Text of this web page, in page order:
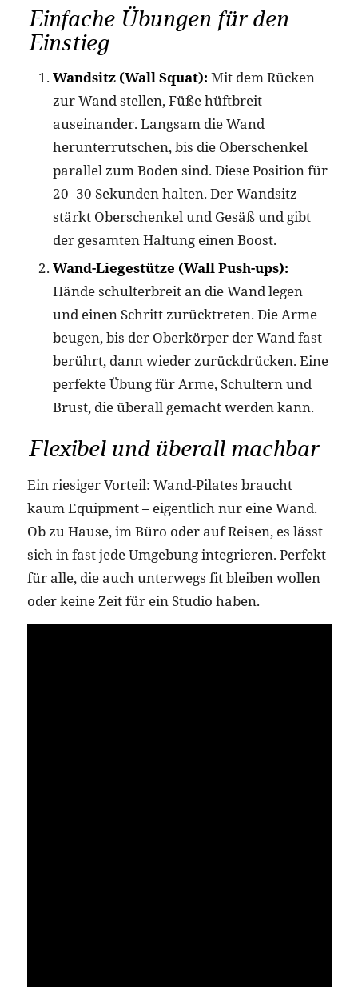
Einfache Übungen für den
Einstieg
Wandsitz (Wall Squat): Mit dem Rücken
zur Wand stellen, Füße hüftbreit
auseinander. Langsam die Wand
herunterrutschen, bis die Oberschenkel
parallel zum Boden sind. Diese Position für
20–30 Sekunden halten. Der Wandsitz
stärkt Oberschenkel und Gesäß und gibt
der gesamten Haltung einen Boost.
Wand-Liegestütze (Wall Push-ups):
Hände schulterbreit an die Wand legen
und einen Schritt zurücktreten. Die Arme
beugen, bis der Oberkörper der Wand fast
berührt, dann wieder zurückdrücken. Eine
perfekte Übung für Arme, Schultern und
Brust, die überall gemacht werden kann.
Flexibel und überall machbar
Ein riesiger Vorteil: Wand-Pilates braucht
kaum Equipment – eigentlich nur eine Wand.
Ob zu Hause, im Büro oder auf Reisen, es lässt
sich in fast jede Umgebung integrieren. Perfekt
für alle, die auch unterwegs fit bleiben wollen
oder keine Zeit für ein Studio haben.